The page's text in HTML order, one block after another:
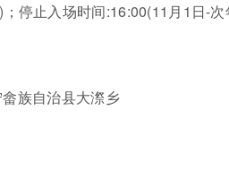
停止入场时间:16:00(11月1日-
族自治县大漈乡